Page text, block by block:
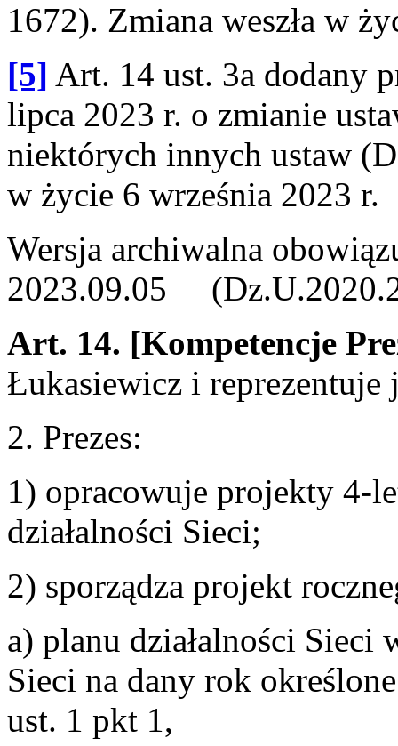
1672). Zmiana weszła w
[5] Art. 14 ust. 3a dodany
lipca 2023 r. o zmianie
niektórych innych ustaw
w życie 6 września 2023 r.
Wersja archiwalna
2023.09.05
Art. 14. [Kompetencje
Łukasiewicz i reprezentuje
2. Prezes:
1) opracowuje projekty 4-
działalności Sieci;
2) sporządza projekt
a) planu działalności Sieci
Sieci na dany rok
ust. 1 pkt 1,